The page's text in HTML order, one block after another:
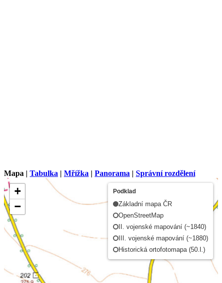
Mapa | Tabulka | Mřížka | Panorama | Správní rozdělení
+
−
Podklad
Základní mapa ČR
OpenStreetMap
II. vojenské mapování (~1840)
III. vojenské mapování (~1880)
Historická ortofotomapa (50.l.)